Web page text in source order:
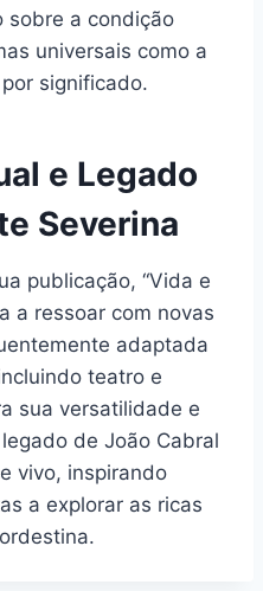
sobre a condição
universais como a
significado.
e Legado
Severina
publicação, “Vida e
a ressoar com novas
adaptada
teatro e
sua versatilidade e
de João Cabral
vivo, inspirando
a explorar as ricas